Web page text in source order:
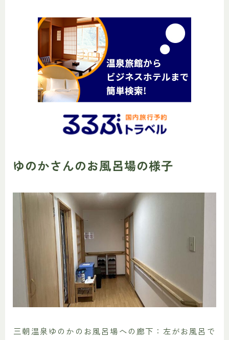
ゆのかさんのお風呂場の様子
三朝温泉ゆのかのお風呂場への廊下：左がお風呂で